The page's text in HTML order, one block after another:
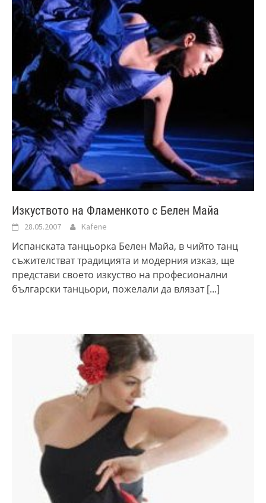
Изкуството на Фламенкото с Белен Майа
28.05.2007 Kafene
Испанската танцьорка Белен Майа, в чийто танц
съжителстват традицията и модерния изказ, ще
представи своето изкуство на професионални
български танцьори, пожелали да влязат[...]